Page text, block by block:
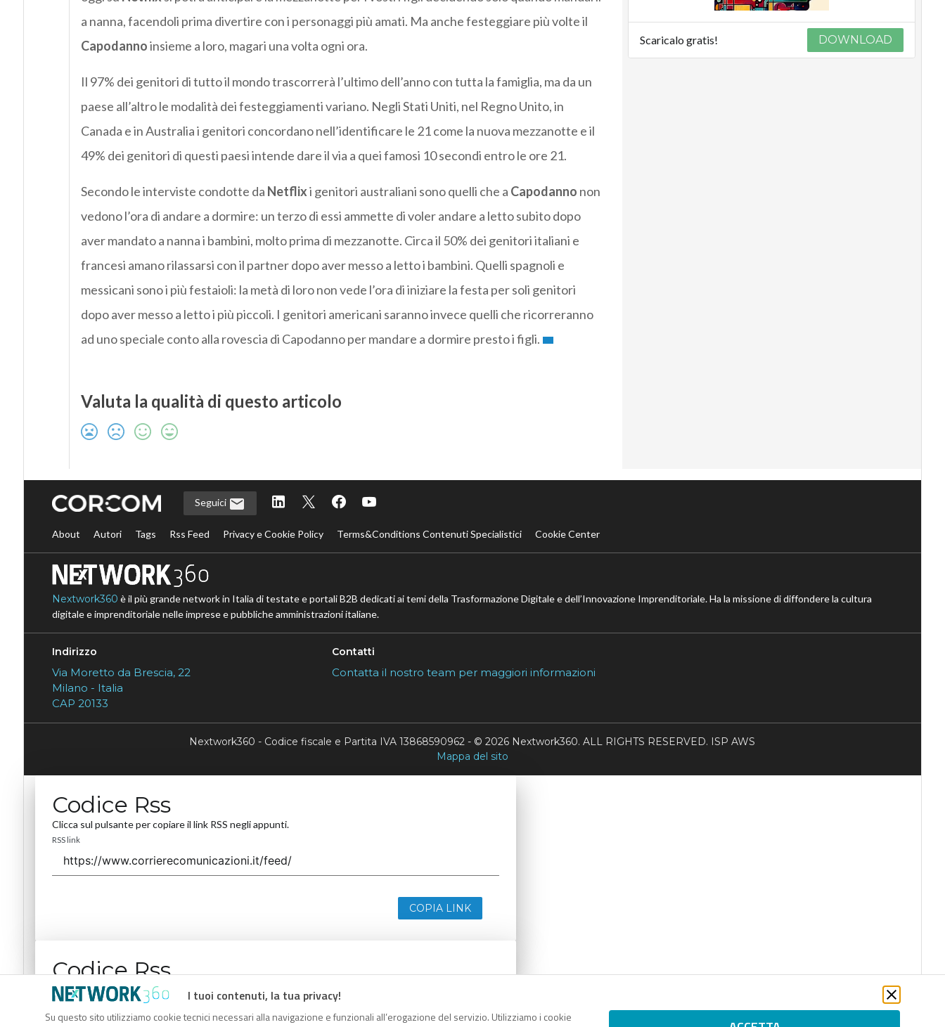
a nanna, facendoli prima divertire con i personaggi più amati. Ma anche festeggiare più volte il
Capodannoinsieme a loro, magari una volta ogni ora.
Il 97% dei genitori di tutto il mondo trascorrerà l’ultimo dell’anno con tutta la famiglia, ma da un
paese all’altro le modalità dei festeggiamenti variano. Negli Stati Uniti, nel Regno Unito, in
Canada e in Australia i genitori concordano nell’identificare le 21 come la nuova mezzanotte e il
49% dei genitori di questi paesi intende dare il via a quei famosi 10 secondi entro le ore 21.
Secondo le interviste condotte da Netflixi genitori australiani sono quelli che a Capodanno non
vedono l’ora di andare a dormire: un terzo di essi ammette di voler andare a letto subito dopo
aver mandato a nanna i bambini, molto prima di mezzanotte. Circa il 50% dei genitori italiani e
francesi amano rilassarsi con il partner dopo aver messo a letto i bambini. Quelli spagnoli e
messicani sono i più festaioli: la metà di loro non vede l’ora di iniziare la festa per soli genitori
dopo aver messo a letto i più piccoli. I genitori americani saranno invece quelli che ricorreranno
ad uno speciale conto alla rovescia di Capodanno per mandare a dormire presto i figli.
Valuta la qualità di questo articolo
Scaricalo gratis! DOWNLOAD
I tuoi contenuti, la tua privacy!
Su questo sito utilizziamo cookie tecnici necessari alla navigazione e funzionali all’erogazione del servizio. Utilizziamo i cookie
Seguici
About Autori Tags Rss Feed Privacy e Cookie Policy Terms&Conditions Contenuti Specialistici Cookie Center
Nextwork360 è il più grande network in Italia di testate e portali B2B dedicati ai temi della Trasformazione Digitale e dell’Innovazione Imprenditoriale. Ha la missione di diffondere la cultura
digitale e imprenditoriale nelle imprese e pubbliche amministrazioni italiane.
Indirizzo
Via Moretto da Brescia, 22
Milano - Italia
CAP 20133
Contatti
Contatta il nostro team per maggiori informazioni
Nextwork360 - Codice fiscale e Partita IVA 13868590962 - © 2026 Nextwork360. ALL RIGHTS RESERVED. ISP AWS
Mappa del sito
Codice Rss
Clicca sul pulsante per copiare il link RSS negli appunti.
RSS link
COPIA LINK
Codice Rss
Clicca sul pulsante per copiare il link RSS negli appunti.
RSS link